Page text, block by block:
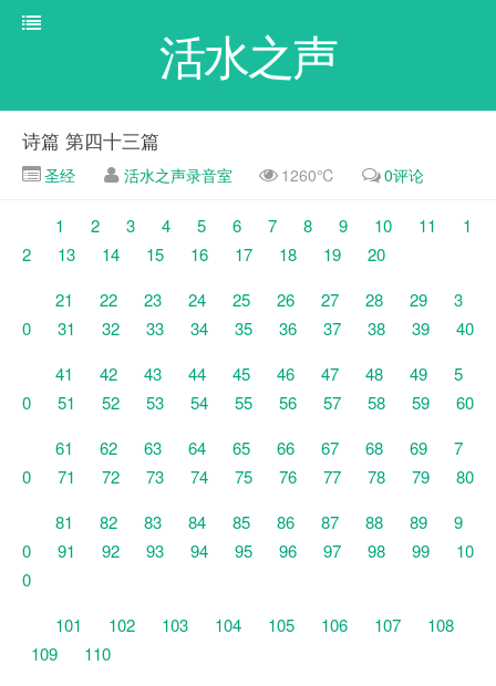
活水之声
诗篇 第四十三篇
圣经 活水之声录音室 1260℃ 0评论
1 2 3 4 5 6 7 8 9 10 11
1
2
13 14 15 16 17 18 19
20
21
22 23 24 25 26 27 28 29
3
0
31 32 33 34 35 36 37 38 39
40
41
42 43 44 45 46 47 48 49
5
0
51 52 53 54 55 56 57 58 59
60
61
62 63 64 65 66 67 68 69
7
0
71 72 73 74 75 76 77 78 79
80
81
82 83 84 85 86 87 88 89
9
0
91 92 93 94 95 96 97 98 99
10
0
101
102 103 104 105 106 107
108
109
110